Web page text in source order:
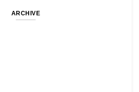
ARCHIVE